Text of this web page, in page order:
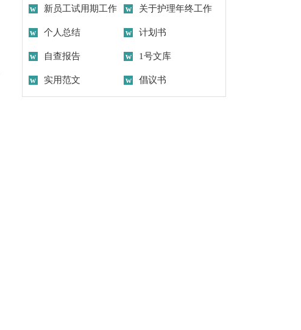
育日活动总结
新员工试用期工作
总结
关于护理年终工作
总结范文合集七篇
个人总结 计划书
自查报告 1号文库
实用范文 倡议书